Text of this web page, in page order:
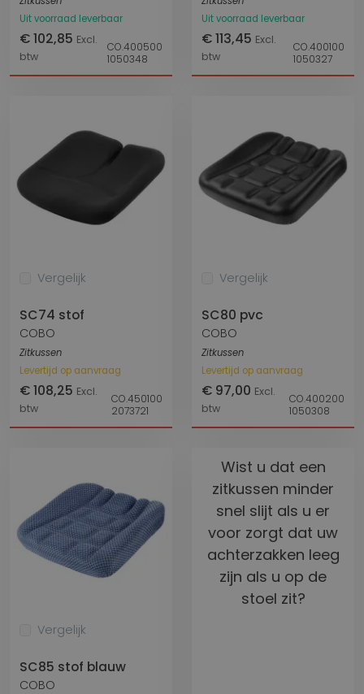
Uit voorraad leverbaar
€ 102,85 Excl.
btw
CO.400500
1050348
Uit voorraad leverbaar
€ 113,45 Excl.
btw
CO.400100
1050327
Vergelijk
SC74 stof
COBO
Zitkussen
Levertijd op aanvraag
€ 108,25 Excl.
btw
CO.450100
2073721
Vergelijk
SC80 pvc
COBO
Zitkussen
Levertijd op aanvraag
€ 97,00 Excl.
btw
CO.400200
1050308
Vergelijk
SC85 stof blauw
COBO
Wist u dat een
zitkussen minder
snel slijt als u er
voor zorgt dat uw
achterzakken leeg
zijn als u op de
stoel zit?